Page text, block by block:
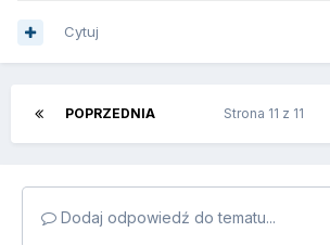
Cytuj
POPRZEDNIA Strona 11 z 11
Dodaj odpowiedź do tematu...